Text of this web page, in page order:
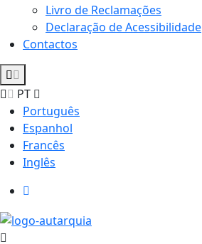
Livro de Reclamações
Declaração de Acessibilidade
Contactos
PT
Português
Espanhol
Francês
Inglês